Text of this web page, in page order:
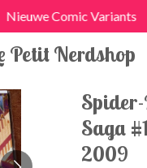
Petit Nerdshop
Nieuwe Comic Variants
Saga
2009